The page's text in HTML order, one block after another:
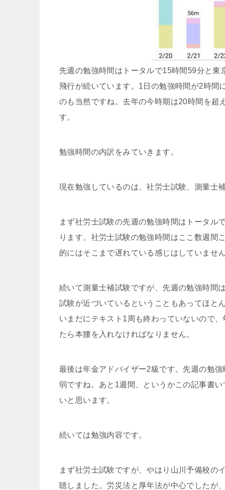
先週の勉強時間はトータルで15時間59分と
飛行が続いています。1日の勉強時間が2時間
のも当然ですね。去年の今時期は20時間を超
す。
勉強時間の内訳をみていきます。
現在勉強しているのは、社労士試験、測量士
まず社労士試験の先週の勉強時間はトータル
ります。社労士試験の勉強時間はここ数週間
的にはそこまで遅れている感じはしていませ
続いて測量士補試験ですが、先週の勉強時間
試験が近づいているということもあってほと
いまだにテキスト1周も終わっていないので
たら本腰を入れなければなりません。
最後は年金アドバイザー2級です。先週の勉
弱ですね。あと1週間、というかこの記事書
いと思います。
続いては勉強内容です。
まず社労士試験ですが、やはり山川予備校の
聴しました。労災法と厚年法が中心でしたが